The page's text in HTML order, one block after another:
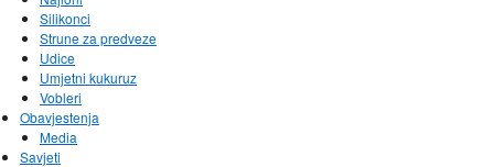
Silikonci
Strune za predveze
Udice
Umjetni kukuruz
Vobleri
Obavjestenja
Media
Savjeti